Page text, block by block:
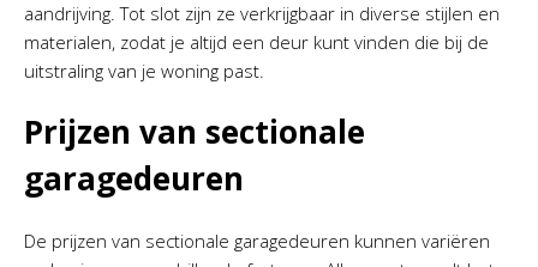
aandrijving. Tot slot zijn ze verkrijgbaar in diverse stijlen en
materialen, zodat je altijd een deur kunt vinden die bij de
uitstraling van je woning past.
Prijzen van sectionale
garagedeuren
De prijzen van sectionale garagedeuren kunnen variëren